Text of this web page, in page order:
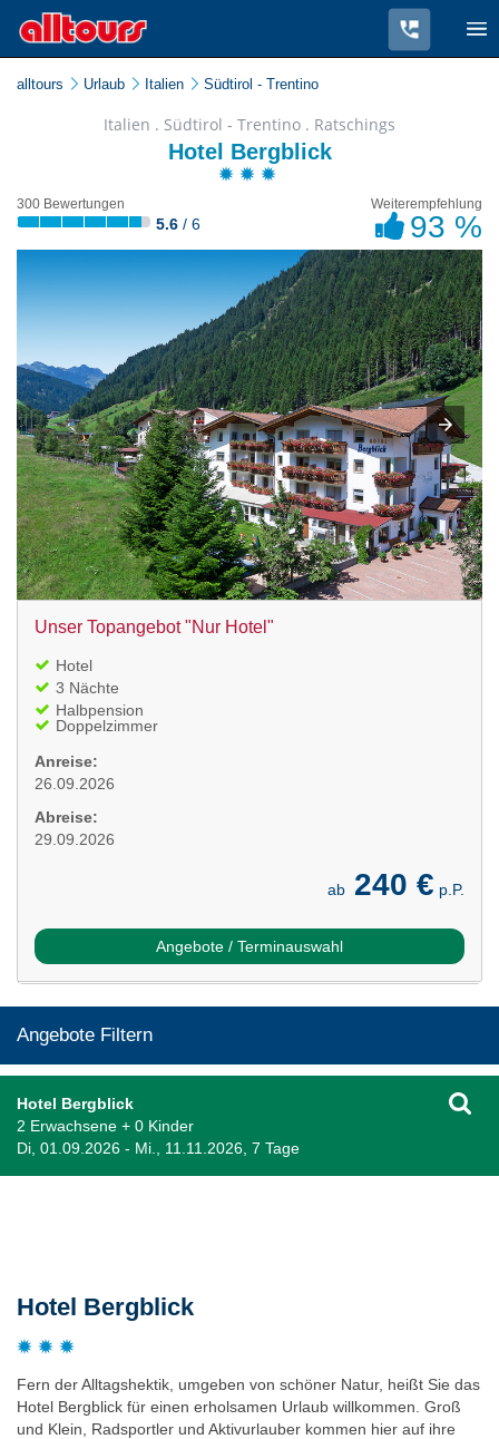
alltours Urlaub Italien Südtirol - Trentino
Italien . Südtirol - Trentino . Ratschings
Hotel Bergblick
300 Bewertungen
5.6 / 6
Weiterempfehlung
93 %
Unser Topangebot "Nur Hotel"
Hotel
3 Nächte
Halbpension
Doppelzimmer
Anreise:
26.09.2026
Abreise:
29.09.2026
ab 240 € p.P.
Angebote / Terminauswahl
Angebote Filtern
Hotel Bergblick
2 Erwachsene + 0 Kinder
Di, 01.09.2026 - Mi., 11.11.2026, 7 Tage
Hotel Bergblick
Fern der Alltagshektik, umgeben von schöner Natur, heißt Sie das
Hotel Bergblick für einen erholsamen Urlaub willkommen. Groß
und Klein, Radsportler und Aktivurlauber kommen hier auf ihre